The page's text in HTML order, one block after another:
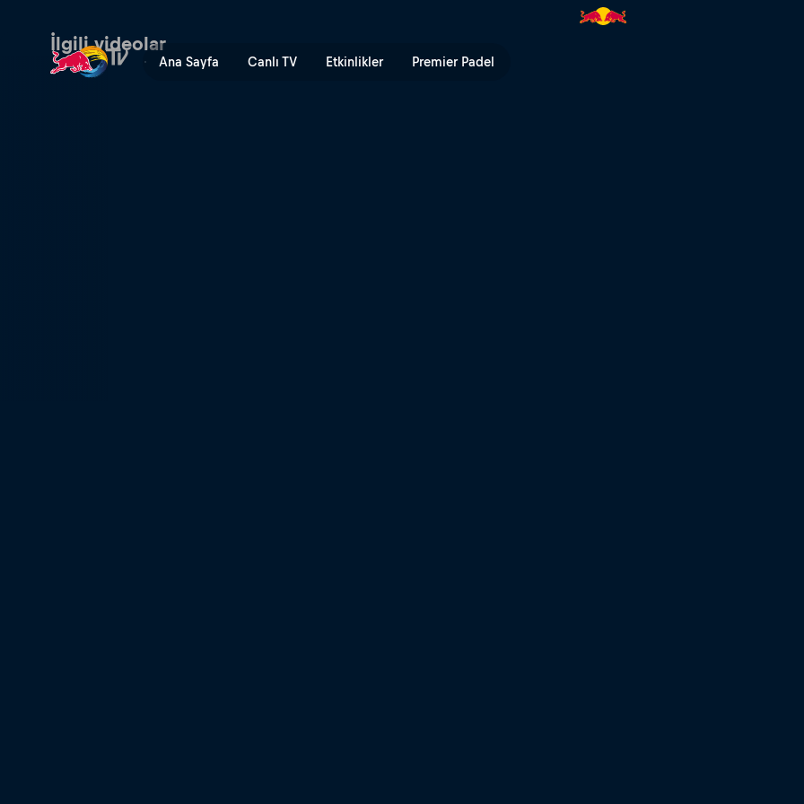
Ana Sayfa Canlı TV Etkinlikler Premier Padel
Motorsporlarının İki Ustası Aksiyon İçin Çöle Düştü | Red
İlgili videolar